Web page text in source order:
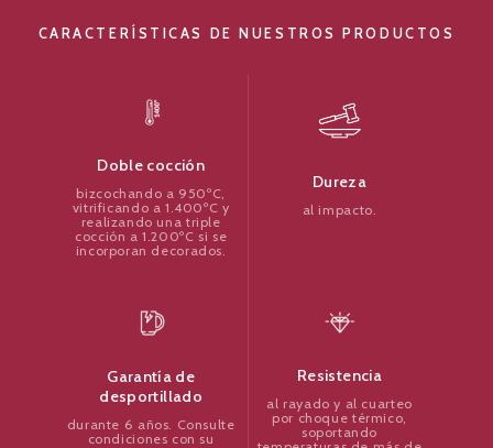
CARACTERÍSTICAS DE NUESTROS PRODUCTOS
Doble cocción
bizcochando a 950ºC,
vitrificando a 1.400ºC y
realizando una triple
cocción a 1.200ºC si se
incorporan decorados.
Dureza
al impacto.
Garantía de
desportillado
durante 6 años. Consulte
condiciones con su
Resistencia
al rayado y al cuarteo
por choque térmico,
soportando